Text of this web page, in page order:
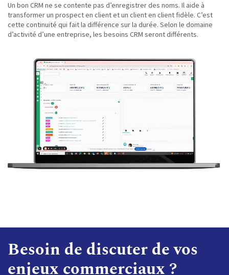
Un bon CRM ne se contente pas d’enregistrer des noms. Il aide à
transformer un prospect en client et un client en client fidèle. C’est
cette continuité qui fait la différence sur la durée. Selon le domaine
d’activité d’une entreprise, les besoins CRM seront différents.
Besoin de discuter de vos
enjeux commerciaux ?